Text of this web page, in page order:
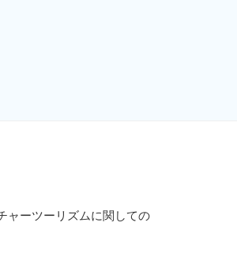
ャーツーリズムに関しての